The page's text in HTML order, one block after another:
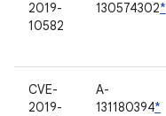
2019-
10582
130574302*
CVE-
2019-
A-
131180394*